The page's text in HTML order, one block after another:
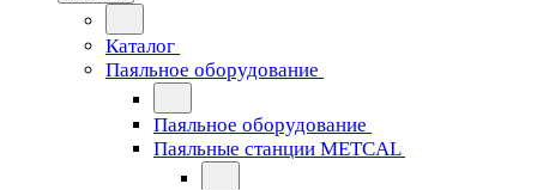
Каталог
Паяльное оборудование
Паяльное оборудование
Паяльные станции METCAL